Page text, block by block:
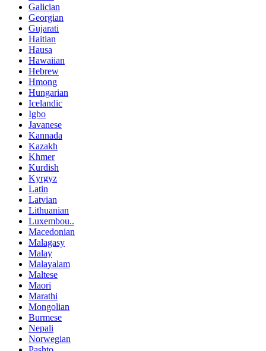
Galician
Georgian
Gujarati
Haitian
Hausa
Hawaiian
Hebrew
Hmong
Hungarian
Icelandic
Igbo
Javanese
Kannada
Kazakh
Khmer
Kurdish
Kyrgyz
Latin
Latvian
Lithuanian
Luxembou..
Macedonian
Malagasy
Malay
Malayalam
Maltese
Maori
Marathi
Mongolian
Burmese
Nepali
Norwegian